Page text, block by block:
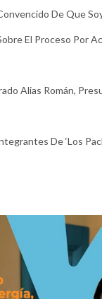
De Que
El Proceso Por
Alias Román,
De ‘Los